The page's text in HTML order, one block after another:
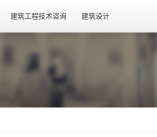
建筑工程技术咨询 建筑设计